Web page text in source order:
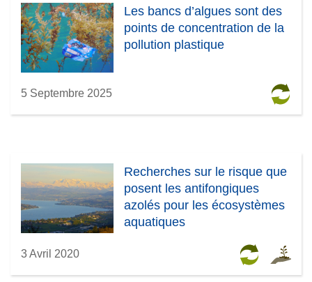
Les bancs d’algues sont des
points de concentration de la
pollution plastique
5 Septembre 2025
Recherches sur le risque que
posent les antifongiques
azolés pour les écosystèmes
aquatiques
3 Avril 2020